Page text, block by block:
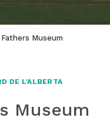
Museum
DE L'ALBERTA
Museum